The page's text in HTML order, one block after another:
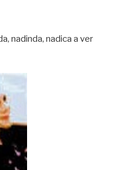
nadinda, nadica a ver